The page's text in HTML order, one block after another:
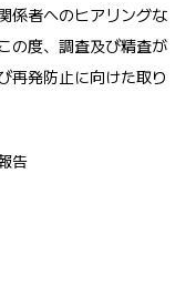
係者へのヒアリングな
の度、調査及び精査が
再発防止に向けた取り
告